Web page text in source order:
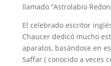
llamado “Astrolabio
El celebrado escritor
Chaucer dedicó mucho
aparatos, basándose en
Saffar ( conocido a veces